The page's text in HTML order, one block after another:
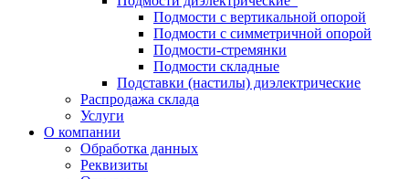
Подмости с вертикальной опорой
Подмости с симметричной опорой
Подмости-стремянки
Подмости складные
Подставки (настилы) диэлектрические
Распродажа склада
Услуги
О компании
Обработка данных
Реквизиты